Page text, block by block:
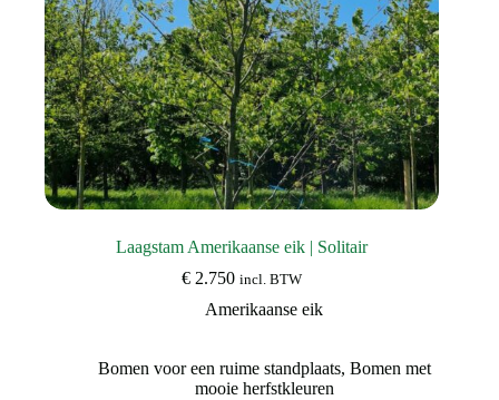
Laagstam Amerikaanse eik | Solitair
€ 2.750 incl. BTW
Amerikaanse eik
Bomen voor een ruime standplaats, Bomen met
mooie herfstkleuren